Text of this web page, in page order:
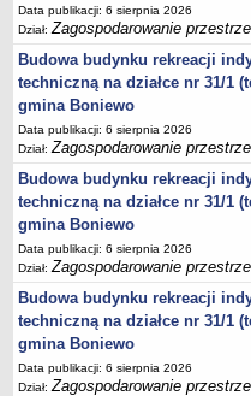
Zarządzenia
Protokoły
Opłaty i podatki
Zagospodarowanie
Decyzje o środowiskowych
REWITALIZACJA GMINY BONIEWO
PPWOW
Aktualności
konkursy
Podręcznik PPWOW
Plan działania
Strategia Rozwiązywania
Data publikacji: 6 sierpnia 2026
Dział:Zagospodarowanie
Budowa budynku rekreacji
techniczną na działce nr 31/1
gmina Boniewo
Data publikacji: 6 sierpnia 2026
Dział:Zagospodarowanie
Budowa budynku rekreacji
techniczną na działce nr 31/1
gmina Boniewo
Data publikacji: 6 sierpnia 2026
Dział:Zagospodarowanie
Budowa budynku rekreacji
techniczną na działce nr 31/1
gmina Boniewo
Data publikacji: 6 sierpnia 2026
Dział:Zagospodarowanie